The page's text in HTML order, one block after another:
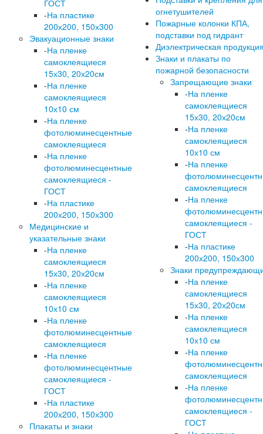
ГОСТ
-На пластике
200х200, 150х300
Эвакуационные знаки
-На пленке
самоклеящиеся
15х30, 20х20см
-На пленке
самоклеящиеся
10х10 см
-На пленке
фотолюминесцентные
самоклеящиеся
-На пленке
фотолюминесцентные
самоклеящиеся -
ГОСТ
-На пластике
200х200, 150х300
Медицинские и
указательные знаки
-На пленке
самоклеящиеся
15х30, 20х20см
-На пленке
самоклеящиеся
10х10 см
-На пленке
фотолюминесцентные
самоклеящиеся
-На пленке
фотолюминесцентные
самоклеящиеся -
ГОСТ
-На пластике
200х200, 150х300
Плакаты и знаки
огнетушителей
Пожарные колонки КПА,
подставки под гидрант
Диэлектрическая
Знаки и плакаты по
пожарной безопасности
Запрещающие знаки
-На пленке
самоклеящиеся
15х30, 20х20см
-На пленке
самоклеящиеся
10х10 см
-На пленке
самоклеящиеся
-На пленке
самоклеящиеся -
ГОСТ
-На пластике
200х200, 150х300
Знаки
-На пленке
самоклеящиеся
15х30, 20х20см
-На пленке
самоклеящиеся
10х10 см
-На пленке
самоклеящиеся
-На пленке
самоклеящиеся -
ГОСТ